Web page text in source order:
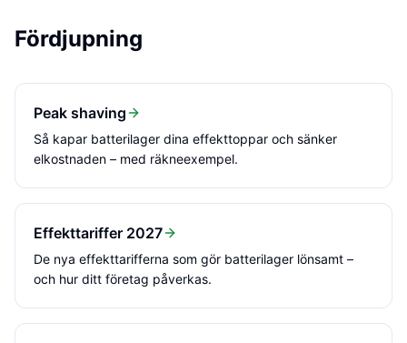
Fördjupning
Peak shaving
Så kapar batterilager dina effekttoppar och sänker
elkostnaden – med räkneexempel.
Effekttariffer 2027
De nya effekttarifferna som gör batterilager lönsamt –
och hur ditt företag påverkas.